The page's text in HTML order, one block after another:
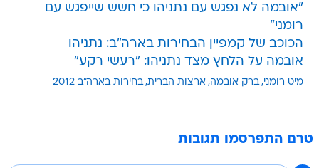
"אובמה לא נפגש עם נתניהו כי חשש שייפגש עם
רומני"
הכוכב של קמפיין הבחירות בארה"ב: נתניהו
אובמה על הלחץ מצד נתניהו: "רעשי רקע"
מיט רומני ברק אובמה ארצות הברית בחירות בארה"ב 2012
טרם התפרסמו תגובות